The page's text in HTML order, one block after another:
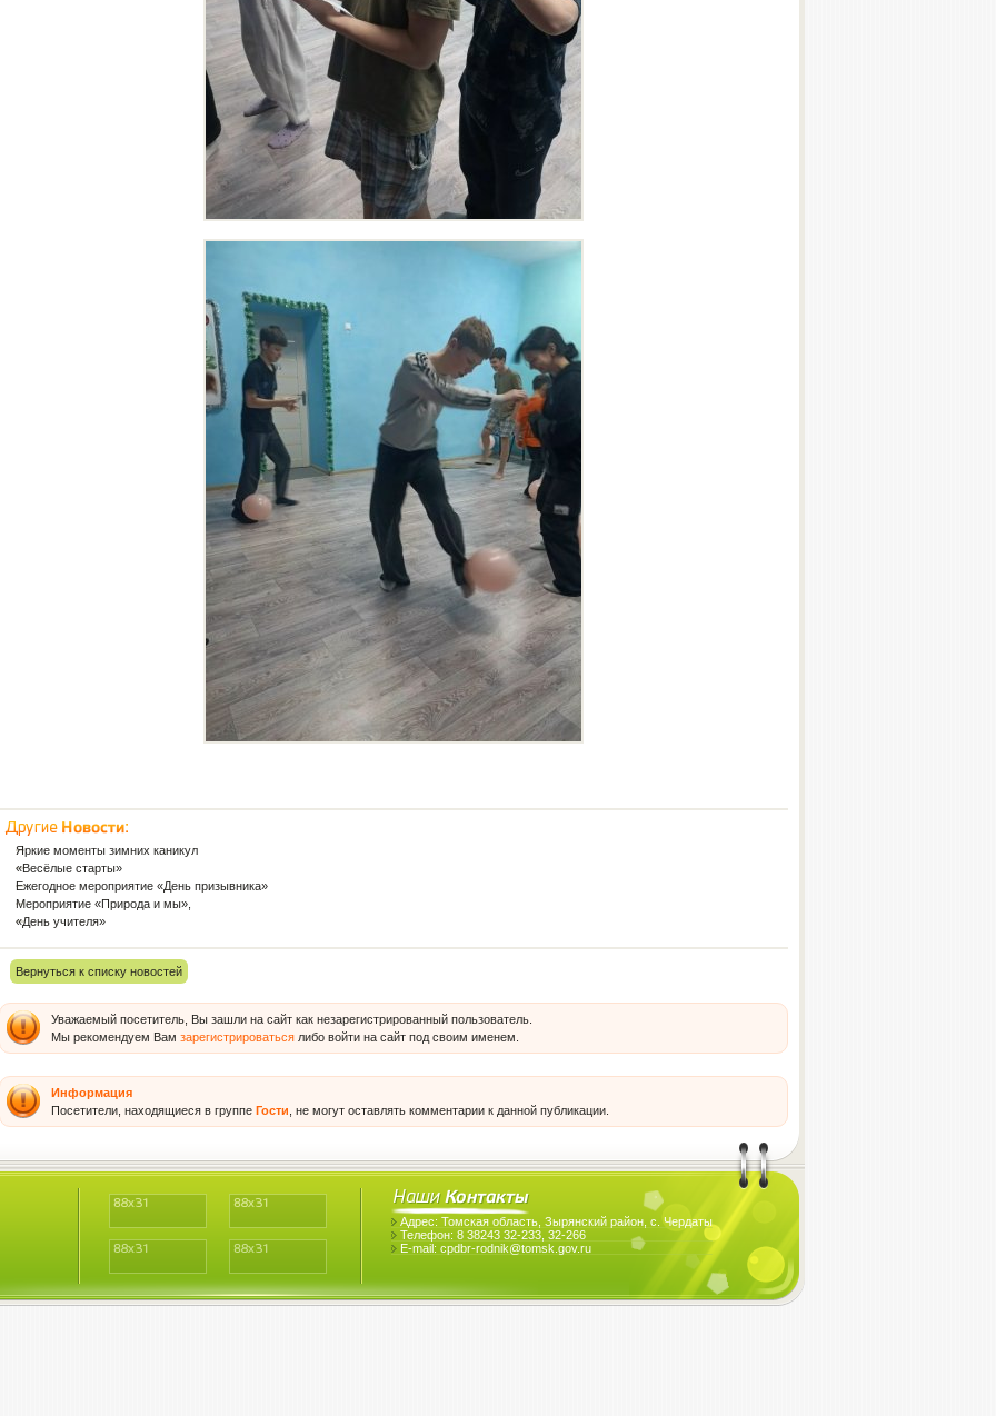
Яркие моменты зимних каникул
«Весёлые старты»
Ежегодное мероприятие «День призывника»
Мероприятие «Природа и мы»,
«День учителя»
Вернуться к списку новостей
Уважаемый посетитель, Вы зашли на сайт как незарегистрированный пользователь.
Мы рекомендуем Вам зарегистрироваться либо войти на сайт под своим именем.
Информация
Посетители, находящиеся в группе Гости , не могут оставлять комментарии к данной публикации.
Адрес: Томская область, Зырянский район, с. Чердаты
Телефон: 8 38243 32-233, 32-266
E-mail: cpdbr-rodnik@tomsk.gov.ru